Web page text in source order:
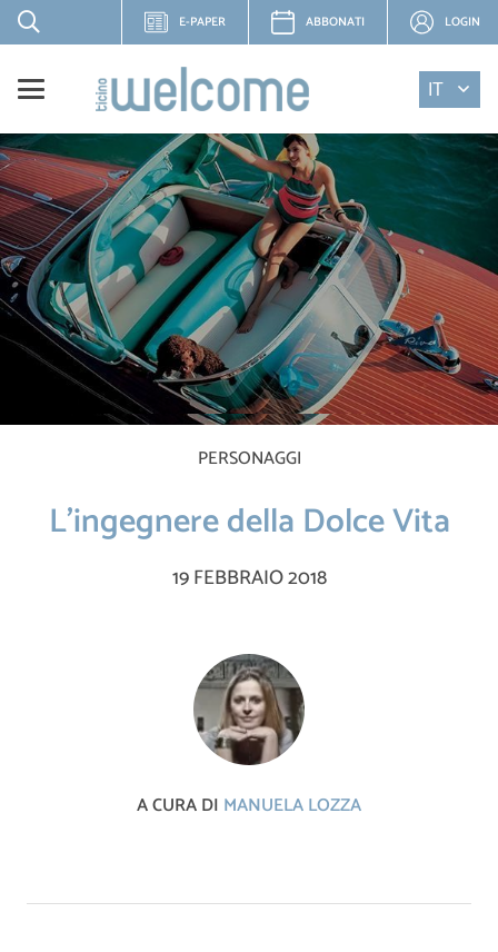
E-PAPER ABBONATI LOGIN
IT
PERSONAGGI
L’ingegnere della Dolce Vita
19 FEBBRAIO 2018
A CURA DI MANUELA LOZZA